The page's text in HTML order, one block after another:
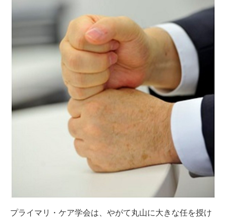
プライマリ・ケア学会は、やがて丸山に大きな任を授け